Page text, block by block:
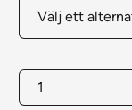
Hyllvagn
2